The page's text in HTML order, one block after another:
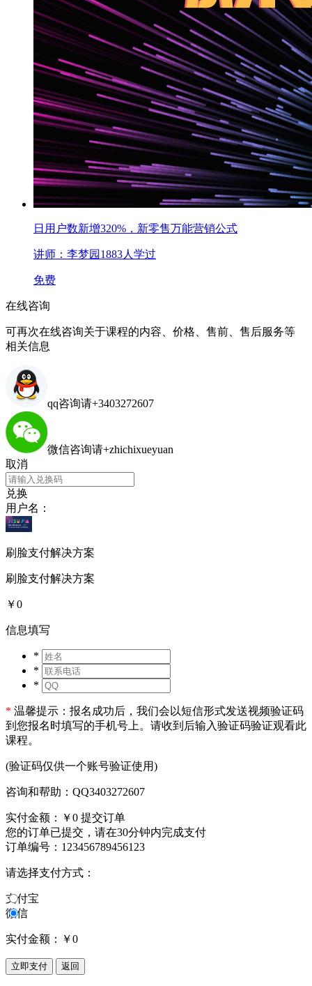
日用户数新增320%，新零售万能营销公式
讲师：李梦园 1883人学过
免费
在线咨询
可再次在线咨询关于课程的内容、价格、售前、售后服务等
相关信息
qq咨询请+3403272607
微信咨询请+zhichixueyuan
取消
兑换
用户名：
刷脸支付解决方案
刷脸支付解决方案
￥0
信息填写
*
*
*
* 温馨提示：报名成功后，我们会以短信形式发送视频验证码
到您报名时填写的手机号上。请收到后输入验证码验证观看此
课程。
(验证码仅供一个账号验证使用)
咨询和帮助：QQ3403272607
实付金额： ￥0 提交订单
您的订单已提交，请在30分钟内完成支付
订单编号：123456789456123
请选择支付方式：
支付宝
微信
实付金额： ￥0
立即支付 返回